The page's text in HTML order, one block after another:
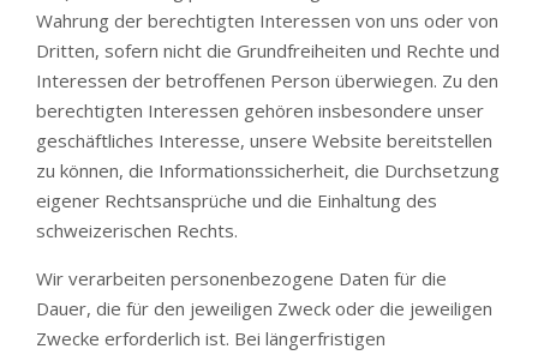
Wahrung der berechtigten Interessen von uns oder von
Dritten, sofern nicht die Grundfreiheiten und Rechte und
Interessen der betroffenen Person überwiegen. Zu den
berechtigten Interessen gehören insbesondere unser
geschäftliches Interesse, unsere Website bereitstellen
zu können, die Informationssicherheit, die Durchsetzung
eigener Rechtsansprüche und die Einhaltung des
schweizerischen Rechts.
Wir verarbeiten personenbezogene Daten für die
Dauer, die für den jeweiligen Zweck oder die jeweiligen
Zwecke erforderlich ist. Bei längerfristigen